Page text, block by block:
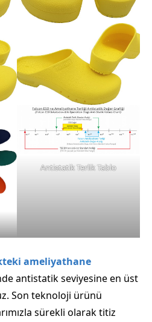
Antistatik Terlik Tablo
ameliyathane
antistatik seviyesine en üst
Son teknoloji ürünü
sürekli olarak titiz